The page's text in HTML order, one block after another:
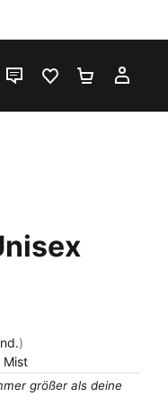
LIVE-CHATFAVORITEN 0
)
Mist:
größer als deine